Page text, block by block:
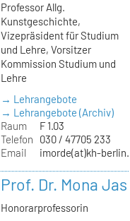
Professor Allg.
Kunstgeschichte,
Vizepräsident für Studium
und Lehre, Vorsitzer
Kommission Studium und
Lehre
→ Lehrangebote
→ Lehrangebote (Archiv)
Raum
F 1.03
Telefon
030 / 47705 233
Email
imorde(at)kh-
Prof. Dr. Mona Jas
Honorarprofessorin